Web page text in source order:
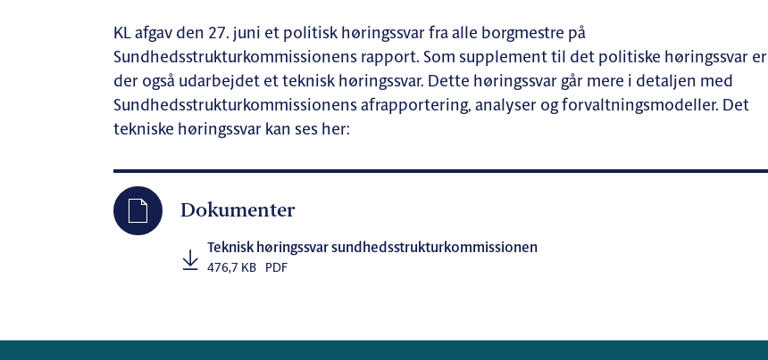
KL afgav den 27. juni et politisk høringssvar fra alle borgmestre på
Sundhedsstrukturkommissionens rapport. Som supplement til det politiske høringssvar er
der også udarbejdet et teknisk høringssvar. Dette høringssvar går mere i detaljen med
Sundhedsstrukturkommissionens afrapportering, analyser og forvaltningsmodeller. Det
tekniske høringssvar kan ses her:
Dokumenter
Teknisk høringssvar sundhedsstrukturkommissionen
476,7 KB PDF